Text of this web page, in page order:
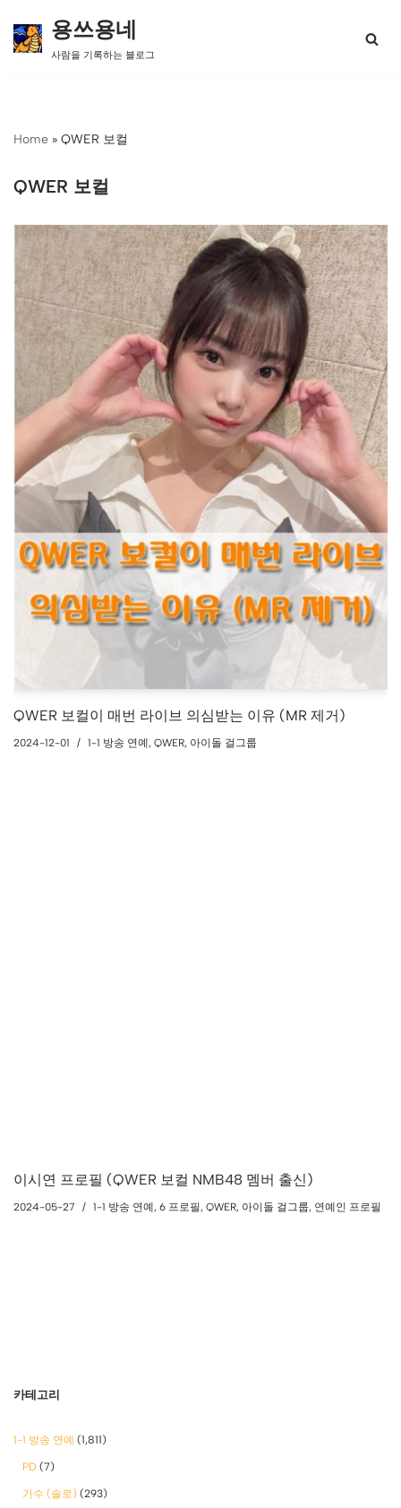
콘
너
용쓰용네
사람을 기록하는 블로그
Home » QWER 보컬
QWER 보컬
QWER 보컬이 매번 라이브 의심받는 이유 (MR 제거)
2024-12-01 1-1 방송 연예 , QWER, 아이돌 걸그룹
이시연 프로필 (QWER 보컬 NMB48 멤버 출신)
2024-05-27 1-1 방송 연예 , 6 프로필 , QWER, 아이돌 걸그룹, 연예인 프로필
카테고리
1-1 방송 연예 (1,811)
PD (7)
가수 (솔로) (293)